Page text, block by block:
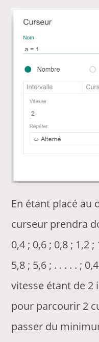
En étant placé
curseur prendra
0,4 ; 0,6 ; 0,8 ; 1,2 ;
5,8 ; 5,6 ; . . . . . ;
vitesse étant de 2
pour parcourir 2
passer du